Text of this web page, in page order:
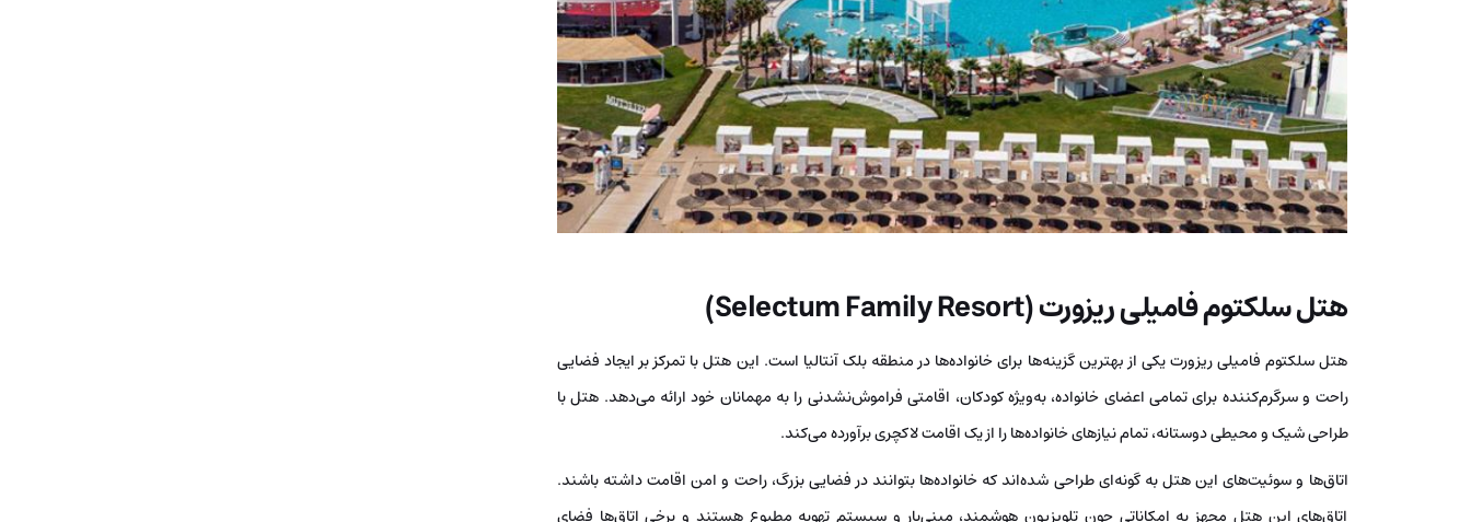
هتل سلکتوم فامیلی ریزورت (Selectum Family Resort)
هتل سلکتوم فامیلی ریزورت یکی از بهترین گزینه‌ها برای خانواده‌ها در منطقه بلک آنتالیا است. این هتل با تمرکز بر ایجاد فضایی
راحت و سرگرم‌کننده برای تمامی اعضای خانواده، به‌ویژه کودکان، اقامتی فراموش‌نشدنی را به مهمانان خود ارائه می‌دهد. هتل با
طراحی شیک و محیطی دوستانه، تمام نیازهای خانواده‌ها را از یک اقامت لاکچری برآورده می‌کند.
اتاق‌ها و سوئیت‌های این هتل به گونه‌ای طراحی شده‌اند که خانواده‌ها بتوانند در فضایی بزرگ، راحت و امن اقامت داشته باشند.
اتاق‌های این هتل مجهز به امکاناتی چون تلویزیون هوشمند، مینی‌بار و سیستم تهویه مطبوع هستند و برخی اتاق‌ها فضای